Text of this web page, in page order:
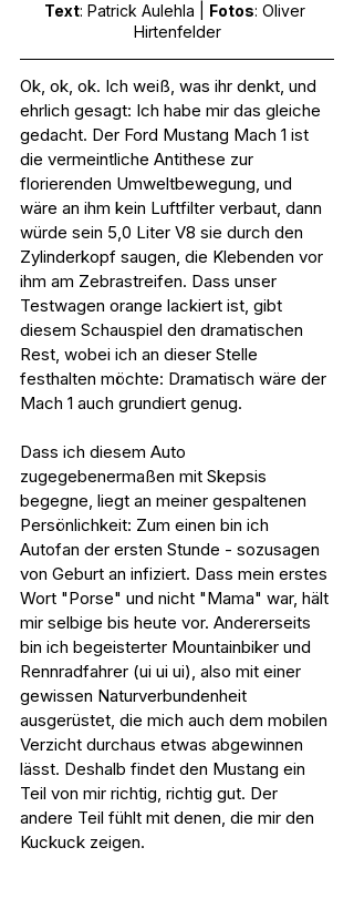
Text: Patrick Aulehla | Fotos: Oliver
Hirtenfelder
Ok, ok, ok. Ich weiß, was ihr denkt, und
ehrlich gesagt: Ich habe mir das gleiche
gedacht. Der Ford Mustang Mach 1 ist
die vermeintliche Antithese zur
florierenden Umweltbewegung, und
wäre an ihm kein Luftfilter verbaut, dann
würde sein 5,0 Liter V8 sie durch den
Zylinderkopf saugen, die Klebenden vor
ihm am Zebrastreifen. Dass unser
Testwagen orange lackiert ist, gibt
diesem Schauspiel den dramatischen
Rest, wobei ich an dieser Stelle
festhalten möchte: Dramatisch wäre der
Mach 1 auch grundiert genug.
Dass ich diesem Auto
zugegebenermaßen mit Skepsis
begegne, liegt an meiner gespaltenen
Persönlichkeit: Zum einen bin ich
Autofan der ersten Stunde - sozusagen
von Geburt an infiziert. Dass mein erstes
Wort "Porse" und nicht "Mama" war, hält
mir selbige bis heute vor. Andererseits
bin ich begeisterter Mountainbiker und
Rennradfahrer (ui ui ui), also mit einer
gewissen Naturverbundenheit
ausgerüstet, die mich auch dem mobilen
Verzicht durchaus etwas abgewinnen
lässt. Deshalb findet den Mustang ein
Teil von mir richtig, richtig gut. Der
andere Teil fühlt mit denen, die mir den
Kuckuck zeigen.